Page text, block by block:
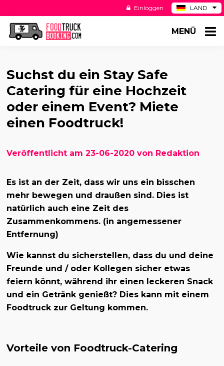
LAND
ES
Einloggen
MENÜ
Suchst du ein Stay Safe
Catering für eine Hochzeit
oder einem Event? Miete
einen Foodtruck!
Veröffentlicht am 23-06-2020 von Redaktion
Es ist an der Zeit, dass wir uns ein bisschen
mehr bewegen und draußen sind. Dies ist
natürlich auch eine Zeit des
Zusammenkommens. (in angemessener
Entfernung)
Wie kannst du sicherstellen, dass du und deine
Freunde und / oder Kollegen sicher etwas
feiern könnt, während ihr einen leckeren Snack
und ein Getränk genießt? Dies kann mit einem
Foodtruck zur Geltung kommen.
Vorteile von Foodtruck-Catering